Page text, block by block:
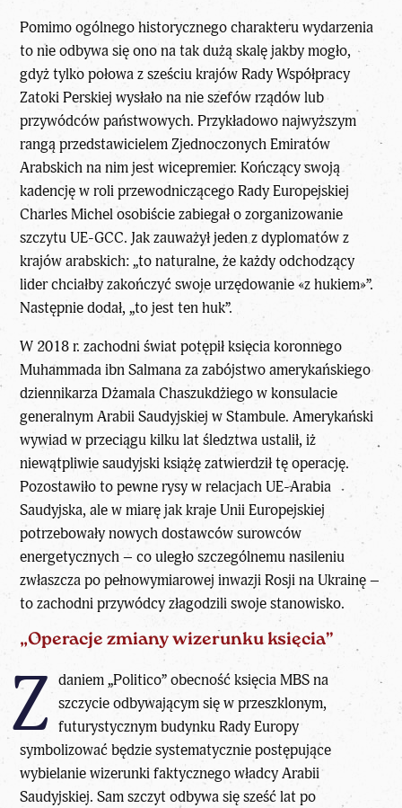
Pomimo ogólnego historycznego charakteru wydarzenia
to nie odbywa się ono na tak dużą skalę jakby mogło,
gdyż tylko połowa z sześciu krajów Rady Współpracy
Zatoki Perskiej wysłało na nie szefów rządów lub
przywódców państwowych. Przykładowo najwyższym
rangą przedstawicielem Zjednoczonych Emiratów
Arabskich na nim jest wicepremier. Kończący swoją
kadencję w roli przewodniczącego Rady Europejskiej
Charles Michel osobiście zabiegał o zorganizowanie
szczytu UE-GCC. Jak zauważył jeden z dyplomatów z
krajów arabskich: „to naturalne, że każdy odchodzący
lider chciałby zakończyć swoje urzędowanie «z hukiem»”.
Następnie dodał, „to jest ten huk”.
W 2018 r. zachodni świat potępił księcia koronnego
Muhammada ibn Salmana za zabójstwo amerykańskiego
dziennikarza Dżamala Chaszukdżiego w konsulacie
generalnym Arabii Saudyjskiej w Stambule. Amerykański
wywiad w przeciągu kilku lat śledztwa ustalił, iż
niewątpliwie saudyjski książę zatwierdził tę operację.
Pozostawiło to pewne rysy w relacjach UE-Arabia
Saudyjska, ale w miarę jak kraje Unii Europejskiej
potrzebowały nowych dostawców surowców
energetycznych – co uległo szczególnemu nasileniu
zwłaszcza po pełnowymiarowej inwazji Rosji na Ukrainę –
to zachodni przywódcy złagodzili swoje stanowisko.
„Operacje zmiany wizerunku księcia”
Z daniem „Politico” obecność księcia MBS na
szczycie odbywającym się w przeszklonym,
futurystycznym budynku Rady Europy
symbolizować będzie systematycznie postępujące
wybielanie wizerunki faktycznego władcy Arabii
Saudyjskiej. Sam szczyt odbywa się sześć lat po